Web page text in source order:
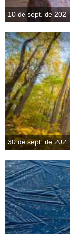
10 de sept. de 202
30 de sept. de 202